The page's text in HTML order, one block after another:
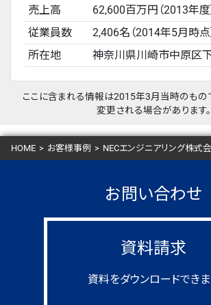
売上高
62,600百万円（2013年度
従業員数
2,406名（2014年5月時点
所在地
神奈川県川崎市中原区
ここに含まれる情報は2015年3月当時のもの
変更される場合があります。
HOME > お客様事例 > NECエンジニアリング株式
お問い合わせ
資料請求
資料をダウンロードでき